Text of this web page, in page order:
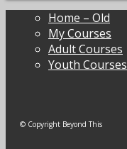
Home – Old
My Courses
Adult Courses
Youth Courses
© Copyright Beyond This